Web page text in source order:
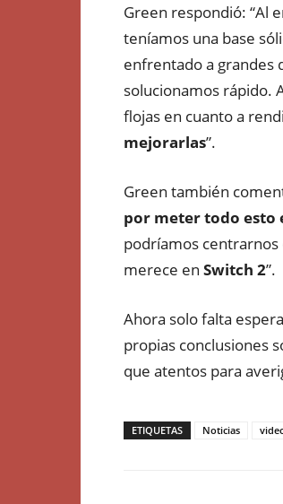
Green respondió: “Al
teníamos una base
enfrentado a grandes
solucionamos rápido.
flojas en cuanto a
mejorarlas”.
Green también
por meter todo esto
podríamos centrarnos
merece en Switch 2”.
Ahora solo falta
propias conclusiones
que atentos para
ETIQUETAS Noticias